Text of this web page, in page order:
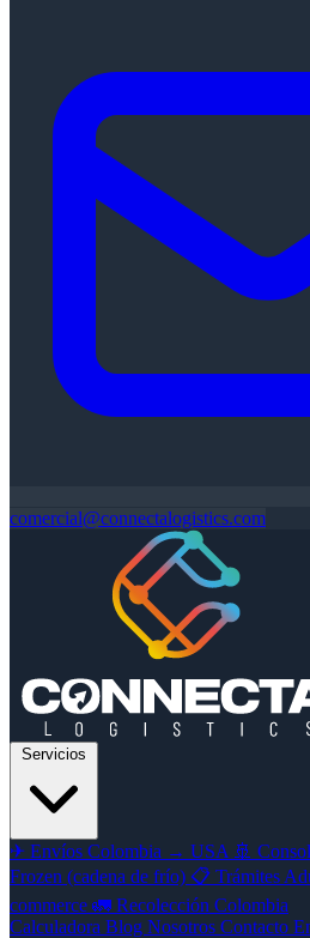
comercial@connectalogistics.com
✈ Envíos Colombia → USA 🚢
Frozen (cadena de frío) 📋 Trámites
commerce 🚛 Recolección Colombia
Calculadora Blog Nosotros Contacto